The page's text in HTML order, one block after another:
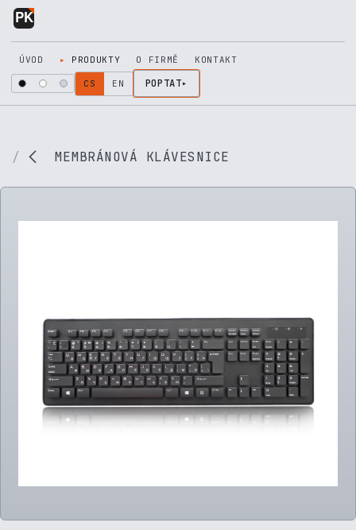
Přejít na obsah
ÚVOD PRODUKTY O FIRMĚ KONTAKT
CS EN POPTAT
MEMBRÁNOVÁ KLÁVESNICE